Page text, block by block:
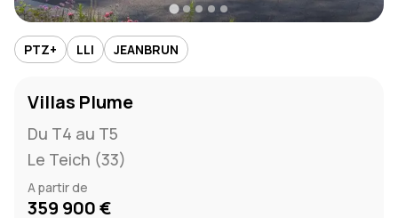
PTZ+ LLI JEANBRUN
Villas Plume
Du T4 au T5
Le Teich (33)
A partir de
359 900 €